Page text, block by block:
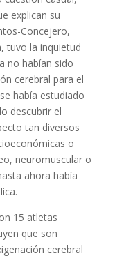
explican su
Concejero,
tuvo la inquietud
no habían sido
cerebral para el
había estudiado
descubrir el
tan diversos
o
neuromuscular o
ahora había
15 atletas
que son
cerebral